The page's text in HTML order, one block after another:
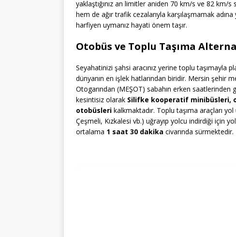
yaklaştığınız an limitler aniden 70 km/s ve 82 km/
hem de ağır trafik cezalarıyla karşılaşmamak
harfiyen uymanız hayati önem taşır.
Otobüs ve Toplu Taşıma
Seyahatinizi şahsi aracınız yerine toplu taşımayla
dünyanın en işlek hatlarından biridir. Mersin şehir
Otogarından (MEŞOT) sabahın erken
kesintisiz olarak Silifke kooperatif minibüsleri,
otobüsleri kalkmaktadır. Toplu taşıma araçları
Çeşmeli, Kızkalesi vb.) uğrayıp yolcu indirdiği için
ortalama 1 saat 30 dakika civarında sürmektedir.